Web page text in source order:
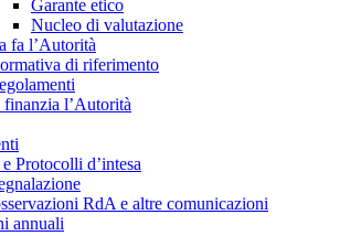
Garante etico
Nucleo di valutazione
fa l’Autorità
di riferimento
finanzia l’Autorità
Protocolli d’intesa
RdA e altre comunicazioni
annuali